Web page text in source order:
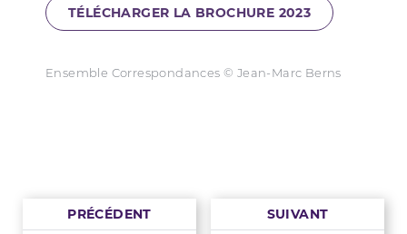
TÉLÉCHARGER LA BROCHURE 2023
Ensemble Correspondances © Jean-Marc Berns
PRÉCÉDENT SUIVANT